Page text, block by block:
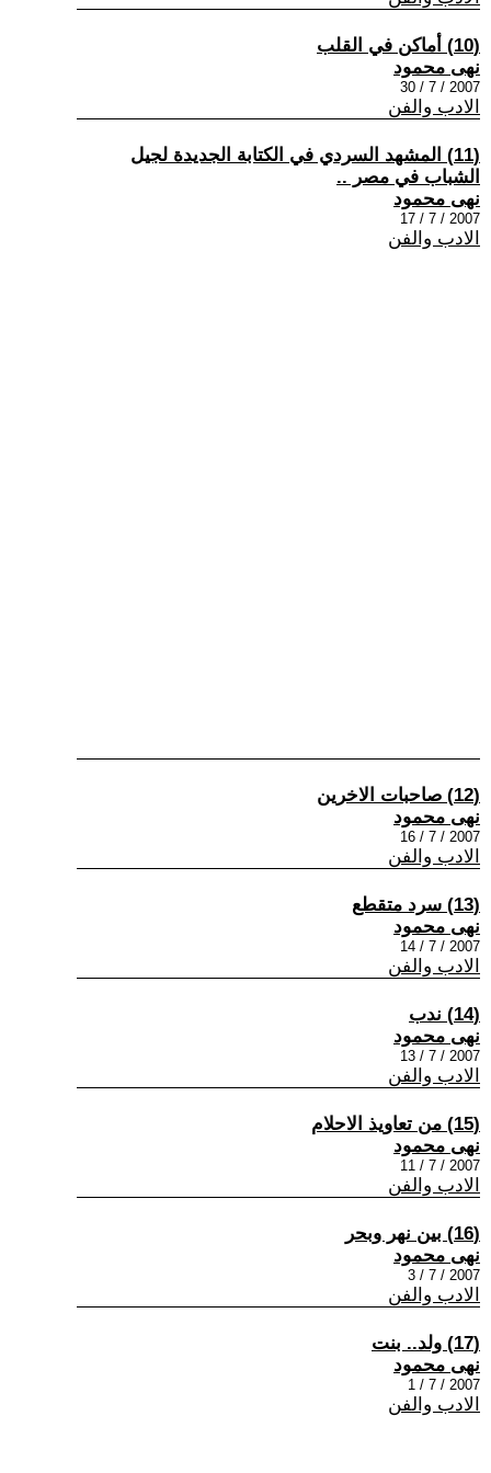
(10) أماكن في القلب
نهى محمود
2007 / 7 / 30
الادب والفن
(11) المشهد السردي في الكتابة الجديدة لجيل
الشباب في مصر ..
نهى محمود
2007 / 7 / 17
الادب والفن
(12) صاحبات الاخرين
نهى محمود
2007 / 7 / 16
الادب والفن
(13) سرد متقطع
نهى محمود
2007 / 7 / 14
الادب والفن
(14) ندب
نهى محمود
2007 / 7 / 13
الادب والفن
(15) من تعاويذ الاحلام
نهى محمود
2007 / 7 / 11
الادب والفن
(16) بين نهر وبحر
نهى محمود
2007 / 7 / 3
الادب والفن
(17) ولد.. بنت
نهى محمود
2007 / 7 / 1
الادب والفن